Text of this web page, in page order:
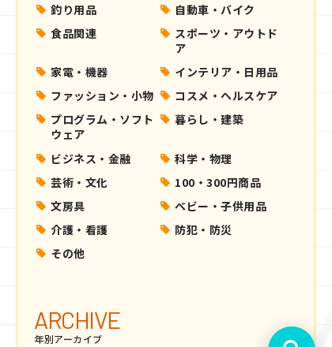
釣り用品
自動車・バイク
食品関連
スポーツ・アウトド
ア
家電・機器
インテリア・日用品
ファッション・小物
コスメ・ヘルスケア
プログラム・ソフト
ウェア
暮らし・建築
ビジネス・金融
科学・物理
芸術・文化
100・300円商品
文房具
ベビー・子供用品
介護・看護
防犯・防災
その他
ARCHIVE
年別アーカイブ